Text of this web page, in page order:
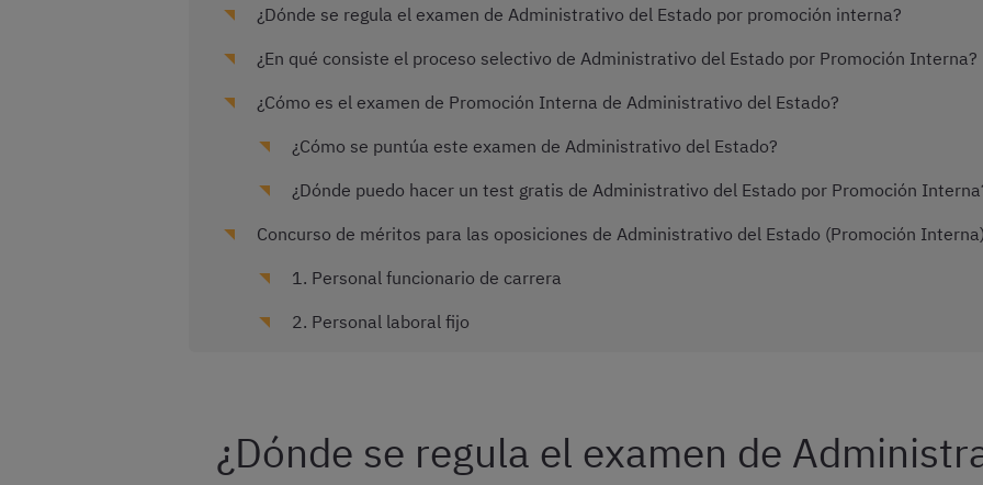
¿Dónde se regula el examen de Administrativo del Estado por promoción interna?
¿En qué consiste el proceso selectivo de Administrativo del Estado por Promoción Interna?
¿Cómo es el examen de Promoción Interna de Administrativo del Estado?
¿Cómo se puntúa este examen de Administrativo del Estado?
¿Dónde puedo hacer un test gratis de Administrativo del Estado por Promoción
Concurso de méritos para las oposiciones de Administrativo del Estado (Promoción Interna)
1. Personal funcionario de carrera
2. Personal laboral fijo
¿Dónde se regula el examen de